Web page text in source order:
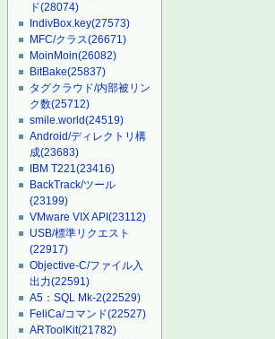
ド(28074)
IndivBox.key(27573)
MFC/クラス(26671)
MoinMoin(26082)
BitBake(25837)
タグクラウド/内部被リン
ク数(25712)
smile.world(24519)
Android/ディレクトリ構
成(23683)
IBM T221(23416)
BackTrack/ツール
(23199)
VMware VIX API(23112)
USB/標準リクエスト
(22917)
Objective-C/ファイル入
出力(22591)
A5：SQL Mk-2(22529)
FeliCa/コマンド(22527)
ARToolKit(21782)